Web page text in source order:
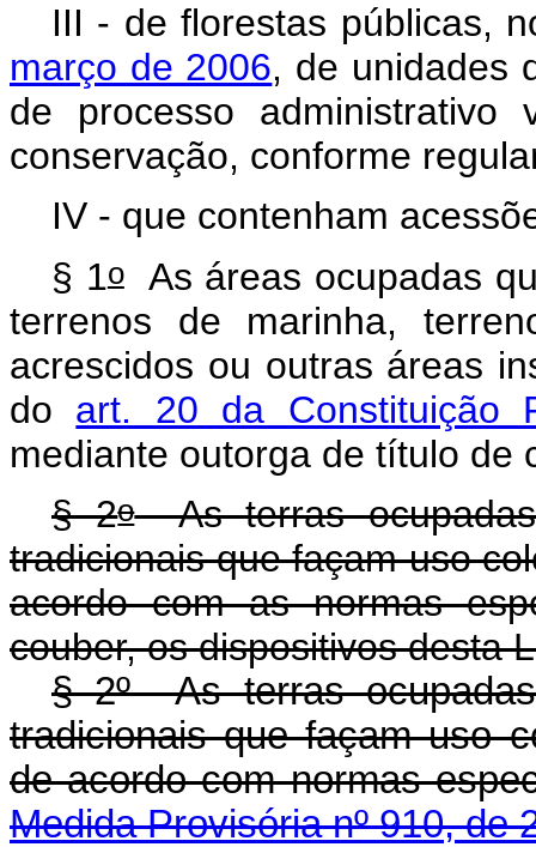
III - de florestas públicas,
março de 2006, de unidades
de processo
conservação, conforme
IV - que contenham
§ 1oAs áreas ocupadas
terrenos de marinha,
acrescidos ou outras áreas
do art. 20 da Constituição
mediante outorga de título de
§ 2oAs terras ocupadas
tradicionais que façam uso
acordo com as normas
couber, os dispositivos
§ 2º As terras
tradicionais que façam uso
de acordo com
Medida Provisória nº 910, de